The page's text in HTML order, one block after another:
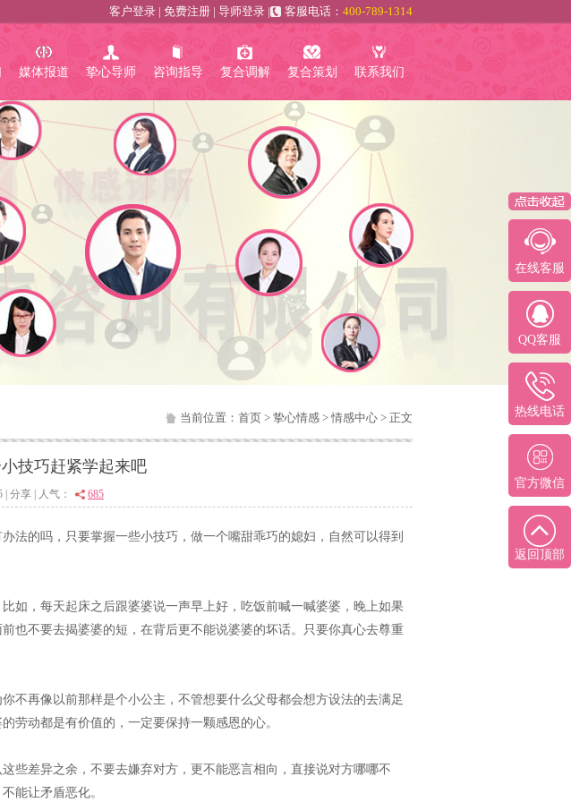
客户登录 | 免费注册 | 导师登录 | 客服电话： 400-789-1314
媒体报道 挚心导师 咨询指导 复合调解 复合策划 联系我们
当前位置： 首页 > 挚心情感 > 情感中心 > 正文
技巧赶紧学起来吧
分享 | 人气： 685
法的吗，只要掌握一些小技巧，做一个嘴甜乖巧的媳妇，自然可以得到
如，每天起床之后跟婆婆说一声早上好，吃饭前喊一喊婆婆，晚上如果
也不要去揭婆婆的短，在背后更不能说婆婆的坏话。只要你真心去尊重
不再像以前那样是个小公主，不管想要什么父母都会想方设法的去满足
劳动都是有价值的，一定要保持一颗感恩的心。
些差异之余，不要去嫌弃对方，更不能恶言相向，直接说对方哪哪不
能让矛盾恶化。
QQ客服
在线客服
热线电话
官方微信
返回顶部